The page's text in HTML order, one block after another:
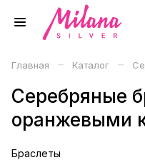
Главная – Каталог –
Серебряные
оранжевыми
Браслеты